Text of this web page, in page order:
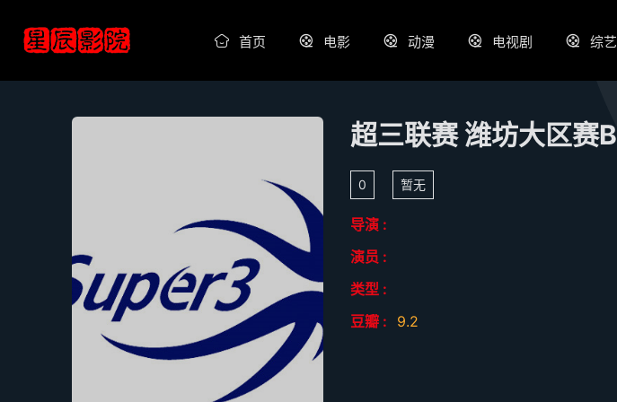
首页 电影 动漫 电视剧 综艺
0 暂无
导演 :
演员 :
类型 :
豆瓣 :
9.2